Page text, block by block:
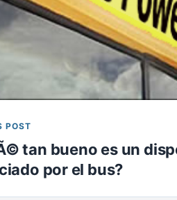
POST
tan bueno es un
por el bus?